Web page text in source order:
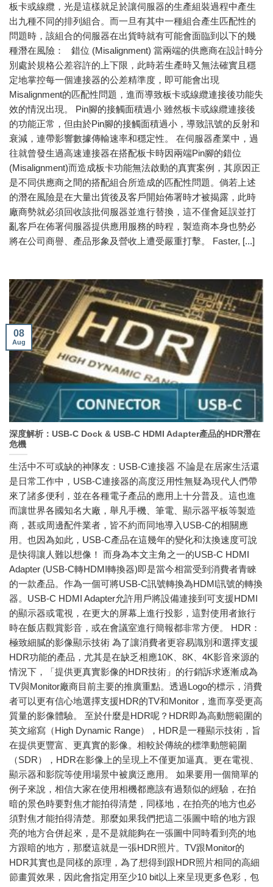
板卡或線纜，光是這樣就足於讓伺服器的生產組裝過程中產生
出九種不同的排列組合。而一旦有其中一種組合產生匹配性的
問題時，該組合的伺服器在出貨時就有可能會面臨到以下的幾
種潛在風險： 錯位 (Misalignment) 當兩端的供應商在設計時分
別處於規格公差容許的上下限，此時若生產時又無法確實且穩
定地掌控每一個連接器的公差精準度，即可能會出現
Misalignment的匹配性問題，進而導致板卡或線纜連接後功能失
效的情況出現。 Pin腳的接觸面積過小 雖然板卡或線纜連接後
的功能正常，但由於Pin腳的接觸面積過小，導致訊號的反射和
衰減，連帶影響數據傳輸速率和穩定性。 在伺服器產業中，過
往就曾發生過高速連接器在搭配板卡時因兩端Pin腳的錯位
(Misalignment)而造成板卡功能無法啟動的真實案例，其原因正
是不同供應商之間的搭配組合所造成的匹配性問題。倘若上述
的潛在風險是在大量出貨後及客戶開始佈署時才被揭露，此時
廠商勢就必須回收該批伺服器並進行替換，這不僅會延誤並打
亂客戶在佈署伺服器提供應用服務的時程，製造商本身也勢必
將在公司商譽、產品形象及營收上遭受嚴重打擊。 Faster, [...]
深度解析：USB-C Dock & USB-C HDMI Adapter產品的HDR潛在
危機
生活中不可或缺的神隊友：USB-C連接器 不論是在居家生活還
是日常工作中，USB-C連接器的高度泛用性無疑為現代人們帶
來了諸多便利，並在各種電子產品的應用上十分普及。這也進
而讓世界各國知名大廠，舉凡手機、筆電、顯示器平板等製造
商，甚或周邊配件業者，皆不約而同地導入USB-C的相關應
用。也因為如此，USB-C產品在這幾年的變化和汰換速度可說
是快得讓人難以想像！ 而身為本文主角之一的USB-C HDMI
Adapter (USB-C轉HDMI轉換器)即是當今相當受到消費者青睞
的一款產品。作為一個可將USB-C訊號轉換為HDMI訊號的轉換
器。USB-C HDMI Adapter允許用戶將設備連接到可支援HDMI
的顯示器或電視，在更大的屏幕上進行投影，這對使用者旅行
時在飯店觀賞影音，或在會議室進行簡報都非常方便。 HDR：
極致細膩的影像顯示技術 為了讓消費者更容易識別和選擇支援
HDR功能的產品，尤其是在缺乏相應10K、8K、4K影音來源的
情況下，「提供更真實影像的HDR技術」的行銷訴求逐漸成為
TV與Monitor廠商目前主要的推廣重點。透過Logo的標示，消費
者可以更有信心地選擇支援HDR的TV和Monitor，進而享受更高
質量的影像體驗。 至於什麼是HDR呢？HDR即為高動態範圍的
英文縮寫（High Dynamic Range），HDR是一種顯示技術，旨
在提供更豐富、更真實的影像。相較於傳統的標準動態範圍
（SDR），HDR在影像上的呈現上不僅更加逼真。更在電視、
顯示器和影院等使用場景中被廣泛應用。 如果要用一個簡單的
例子來說，相信大家在使用相機都應該有過類似的經驗，在拍
暗的景色時要對焦才能拍得清楚，同樣地，在拍亮的地方也必
須對焦才能拍得清楚。那麼如果我們把這二張圖中暗的地方跟
亮的地方合併起來，是不是就能夠在一張圖中同時看到亮的地
方跟暗的地方，那麼這就是一張HDR照片。TV跟Monitor的
HDR其實也是同樣的原理，為了想得到跟HDR照片相同的高細
節畫質效果，因此會指定用至少10 bit以上來呈現更多色彩，包
08
Aug